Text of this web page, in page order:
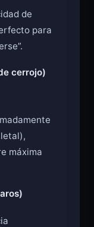
de
para
cerrojo)
máxima